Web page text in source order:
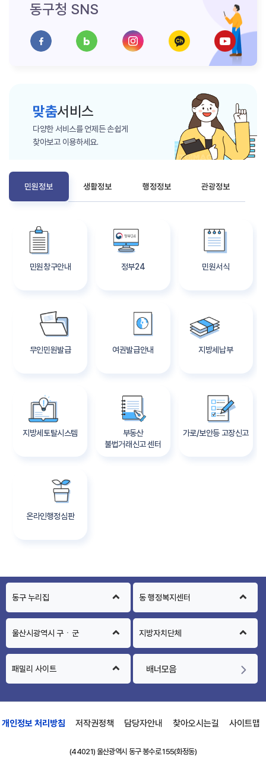
동구청 SNS
맞춤서비스
다양한 서비스를 언제든 손쉽게
찾아보고 이용하세요.
민원정보
민원창구안내 정부24 민원서식
무인민원발급 여권발급안내 지방세납부
지방세토탈시스템
부동산
불법거래신고 센터
가로/보안등 고장신고
온라인행정심판
생활정보 행정정보 관광정보
동구 누리집 동 행정복지센터
울산시광역시 구ㆍ군 지방자치단체
패밀리 사이트 배너모음
개인정보 처리방침 저작권정책 담당자안내 찾아오시는길 사이트맵
(44021) 울산광역시 동구 봉수로 155(화정동)